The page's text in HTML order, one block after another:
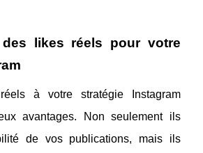
des likes réels pour votre
à votre stratégie Instagram
avantages. Non seulement ils
de vos publications, mais ils